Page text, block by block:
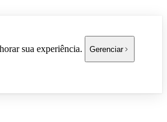
sua experiência. Gerenciar